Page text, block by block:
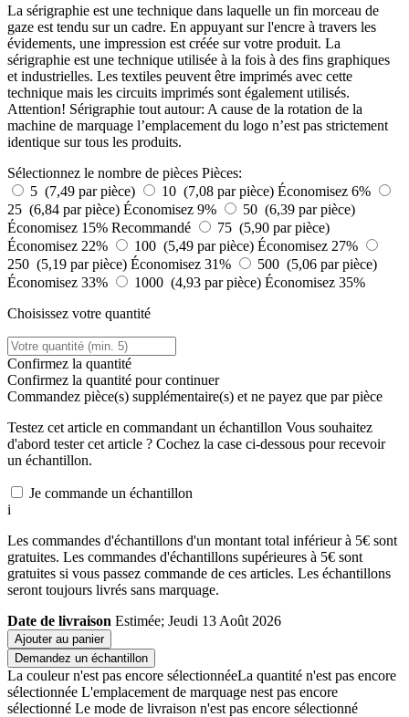
La sérigraphie est une technique dans laquelle un fin morceau de
gaze est tendu sur un cadre. En appuyant sur l'encre à travers les
évidements, une impression est créée sur votre produit. La
sérigraphie est une technique utilisée à la fois à des fins graphiques
et industrielles. Les textiles peuvent être imprimés avec cette
technique mais les circuits imprimés sont également utilisés.
Attention! Sérigraphie tout autour: A cause de la rotation de la
machine de marquage l’emplacement du logo n’est pas strictement
identique sur tous les produits.
Sélectionnez le nombre de pièces Pièces:
5 (7,49 par pièce)
10 (7,08 par pièce) Économisez 6%
25 (6,84 par pièce) Économisez 9%
50 (6,39 par pièce)
Économisez 15% Recommandé
75 (5,90 par pièce)
Économisez 22%
100 (5,49 par pièce) Économisez 27%
250 (5,19 par pièce) Économisez 31%
500 (5,06 par pièce)
Économisez 33%
1000 (4,93 par pièce) Économisez 35%
Choisissez votre quantité
Confirmez la quantité
Confirmez la quantité pour continuer
Commandez pièce(s) supplémentaire(s) et ne payez que par pièce
Testez cet article en commandant un échantillon Vous souhaitez
d'abord tester cet article ? Cochez la case ci-dessous pour recevoir
un échantillon.
Je commande un échantillon
i
Les commandes d'échantillons d'un montant total inférieur à 5€ sont
gratuites. Les commandes d'échantillons supérieures à 5€ sont
gratuites si vous passez commande de ces articles. Les échantillons
seront toujours livrés sans marquage.
Date de livraison Estimée; Jeudi 13 Août 2026
Ajouter au panier
Demandez un échantillon
La couleur n'est pas encore sélectionnéeLa quantité n'est pas encore
sélectionnée L'emplacement de marquage nest pas encore
sélectionné Le mode de livraison n'est pas encore sélectionné